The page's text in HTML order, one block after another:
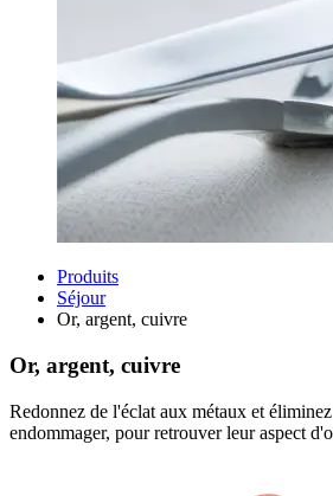
Produits
Séjour
Or, argent, cuivre
Or, argent, cuivre
Redonnez de l'éclat aux métaux et
endommager, pour retrouver leur aspect